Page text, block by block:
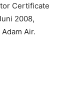
Certificate
2008,
Air.